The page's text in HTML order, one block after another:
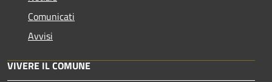
Comunicati
Avvisi
VIVERE IL COMUNE